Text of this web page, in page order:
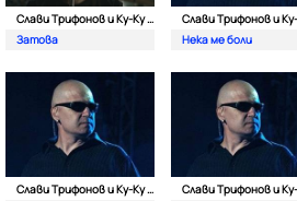
Слави Трифонов и Ку-Kу Бенд
Затова
Нека ме боли
Слави Трифонов и Ку-Kу Бенд